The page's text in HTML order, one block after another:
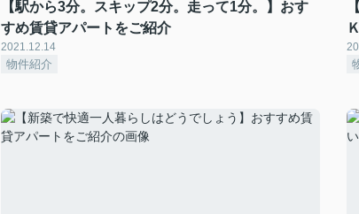
【駅から3分。スキップ2分。走って1分。】おす
すめ賃貸アパートをご紹介
2021.12.14
物件紹介